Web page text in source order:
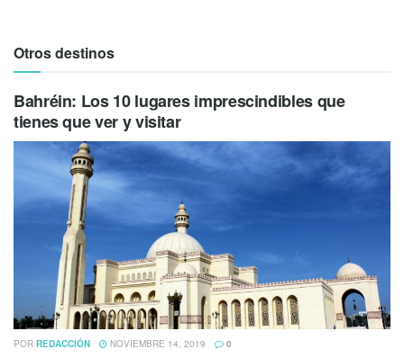
Otros destinos
Bahréin: Los 10 lugares imprescindibles que
tienes que ver y visitar
POR REDACCIÓN NOVIEMBRE 14, 2019 0